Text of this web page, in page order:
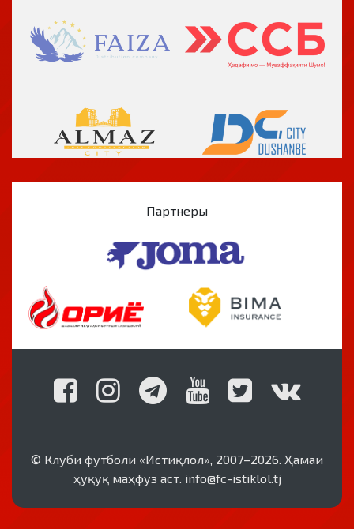
Партнеры
© Клуби футболи «Истиқлол», 2007–2026. Ҳамаи
ҳуқуқ маҳфуз аст. info@fc-istiklol.tj